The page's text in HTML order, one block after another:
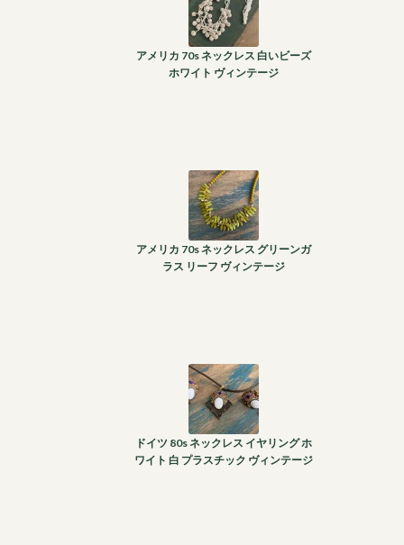
アメリカ 70s ネックレス 白いビーズ
ホワイト ヴィンテージ
アメリカ 70s ネックレス グリーンガ
ラス リーフ ヴィンテージ
ドイツ 80s ネックレス イヤリング ホ
ワイト 白 プラスチック ヴィンテージ